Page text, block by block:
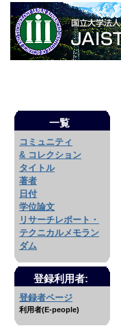
一覧
コミュニティ
& コレクション
タイトル
著者
日付
学位論文
リサーチレポート・
テクニカルメモラン
ダム
登録利用者:
登録者ページ
利用者(E-people)